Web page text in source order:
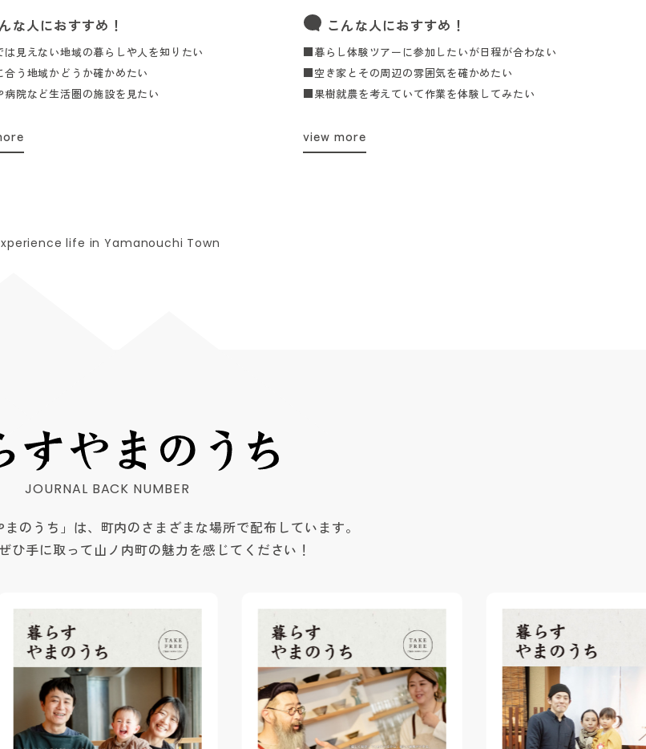
な人におすすめ！
見えない地域の暮らしや人を知りたい
う地域かどうか確かめたい
院など生活圏の施設を見たい
こんな人におすすめ！
■暮らし体験ツアーに参加したいが日程が合わない
■空き家とその周辺の雰囲気を確かめたい
■果樹就農を考えていて作業を体験してみたい
view more
life in Yamanouchi Town
のうち」は、町内のさまざまな場所で配布しています。
ひ手に取って山ノ内町の魅力を感じてください！